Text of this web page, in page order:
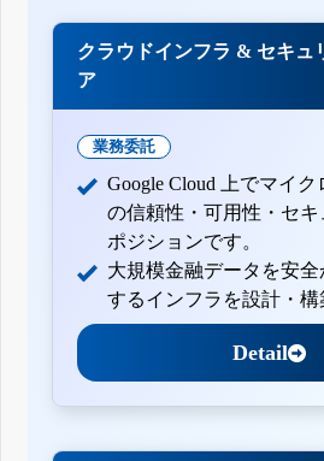
クラウドインフラ & セキュ
ア
業務委託
Google Cloud 上でマイ
の信頼性・可用性・セキ
ポジションです。
大規模金融データを安
するインフラを設計・構
Detail